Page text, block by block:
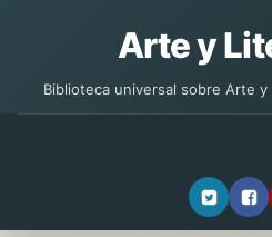
Arte y
Biblioteca universal sobre Arte